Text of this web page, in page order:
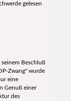
gelesen
Beschluß
Zwang" wurde
eine
Genuß einer
des